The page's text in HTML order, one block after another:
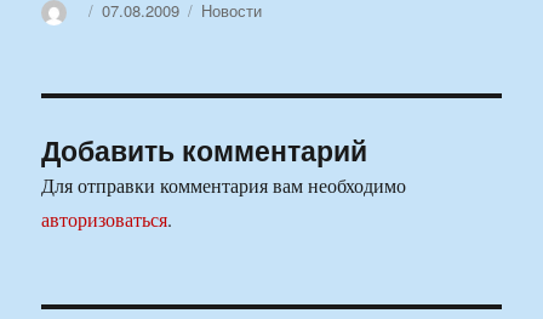
АвторОпубликовано
07.08.2009 Рубрики
Новости
Добавить комментарий
Для отправки комментария вам необходимо
авторизоваться.